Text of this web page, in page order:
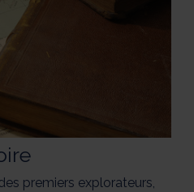
premiers explorateurs,